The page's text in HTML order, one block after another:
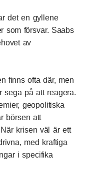
det en gyllene
som försvar. Saabs
av
finns ofta där, men
sega på att reagera.
geopolitiska
börsen att
krisen väl är ett
med kraftiga
i specifika